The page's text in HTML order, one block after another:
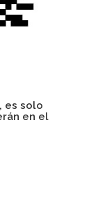
es solo
en el